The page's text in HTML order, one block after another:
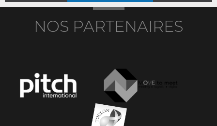
NOS PARTENAIRES